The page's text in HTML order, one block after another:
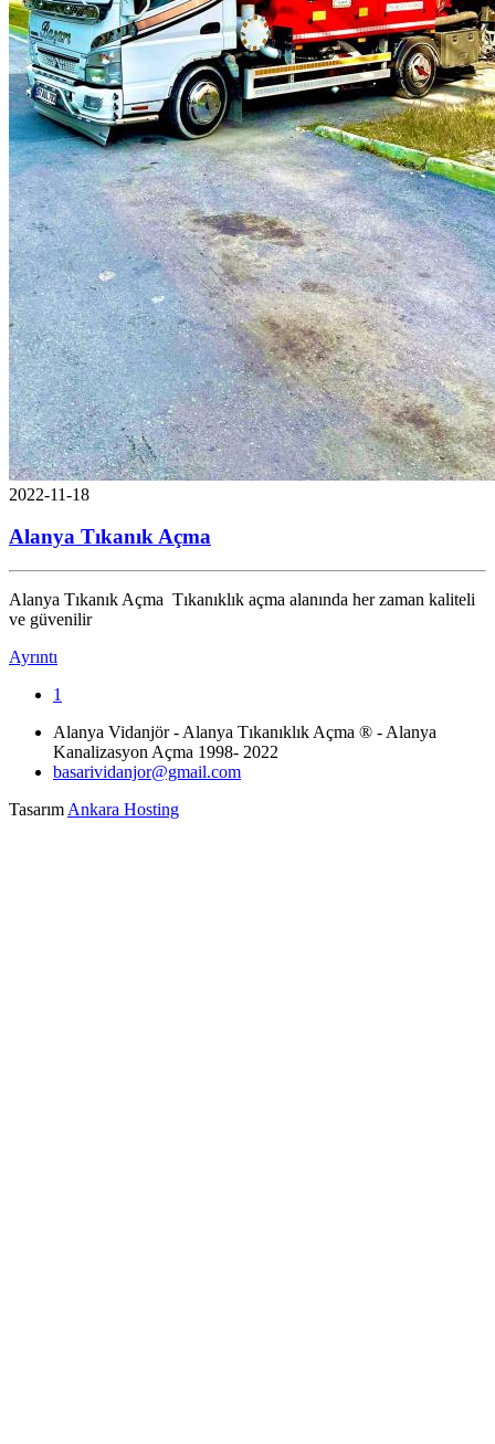
2022-11-18
Alanya Tıkanık Açma
Alanya Tıkanık Açma Tıkanıklık açma alanında her zaman kaliteli
ve güvenilir
Ayrıntı
1
Alanya Vidanjör - Alanya Tıkanıklık Açma ® - Alanya
Kanalizasyon Açma 1998- 2022
basarividanjor@gmail.com
Tasarım Ankara Hosting